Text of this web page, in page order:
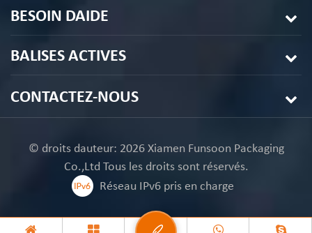
BESOIN DAIDE
BALISES ACTIVES
CONTACTEZ-NOUS
© droits dauteur: 2026 Xiamen Funsoon Packaging
Co.,Ltd Tous les droits sont réservés.
Réseau IPv6 pris en charge